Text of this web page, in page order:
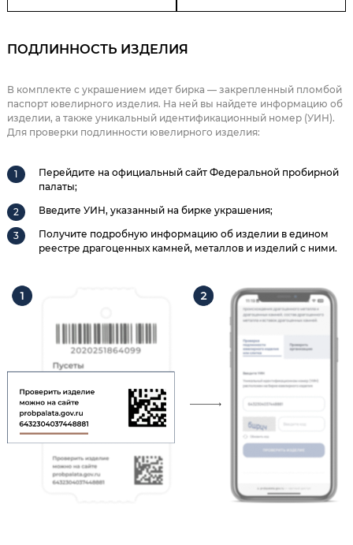
ПОДЛИННОСТЬ ИЗДЕЛИЯ
В комплекте с украшением идет бирка — закрепленный пломбой
паспорт ювелирного изделия. На ней вы найдете информацию об
изделии, а также уникальный идентификационный номер (УИН).
Для проверки подлинности ювелирного изделия:
Перейдите на официальный сайт Федеральной пробирной
палаты;
Введите УИН, указанный на бирке украшения;
Получите подробную информацию об изделии в едином
реестре драгоценных камней, металлов и изделий с ними.